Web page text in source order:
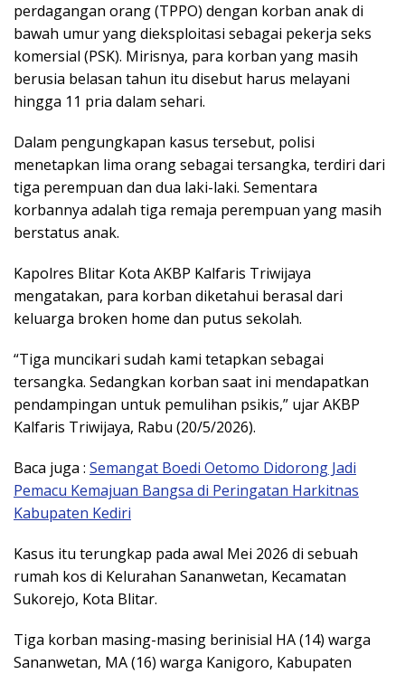
perdagangan orang (TPPO) dengan korban anak di
bawah umur yang dieksploitasi sebagai pekerja seks
komersial (PSK). Mirisnya, para korban yang masih
berusia belasan tahun itu disebut harus melayani
hingga 11 pria dalam sehari.
Dalam pengungkapan kasus tersebut, polisi
menetapkan lima orang sebagai tersangka, terdiri dari
tiga perempuan dan dua laki-laki. Sementara
korbannya adalah tiga remaja perempuan yang masih
berstatus anak.
Kapolres Blitar Kota AKBP Kalfaris Triwijaya
mengatakan, para korban diketahui berasal dari
keluarga broken home dan putus sekolah.
“Tiga muncikari sudah kami tetapkan sebagai
tersangka. Sedangkan korban saat ini mendapatkan
pendampingan untuk pemulihan psikis,” ujar AKBP
Kalfaris Triwijaya, Rabu (20/5/2026).
Baca juga : Semangat Boedi Oetomo Didorong Jadi
Pemacu Kemajuan Bangsa di Peringatan Harkitnas
Kabupaten Kediri
Kasus itu terungkap pada awal Mei 2026 di sebuah
rumah kos di Kelurahan Sananwetan, Kecamatan
Sukorejo, Kota Blitar.
Tiga korban masing-masing berinisial HA (14) warga
Sananwetan, MA (16) warga Kanigoro, Kabupaten